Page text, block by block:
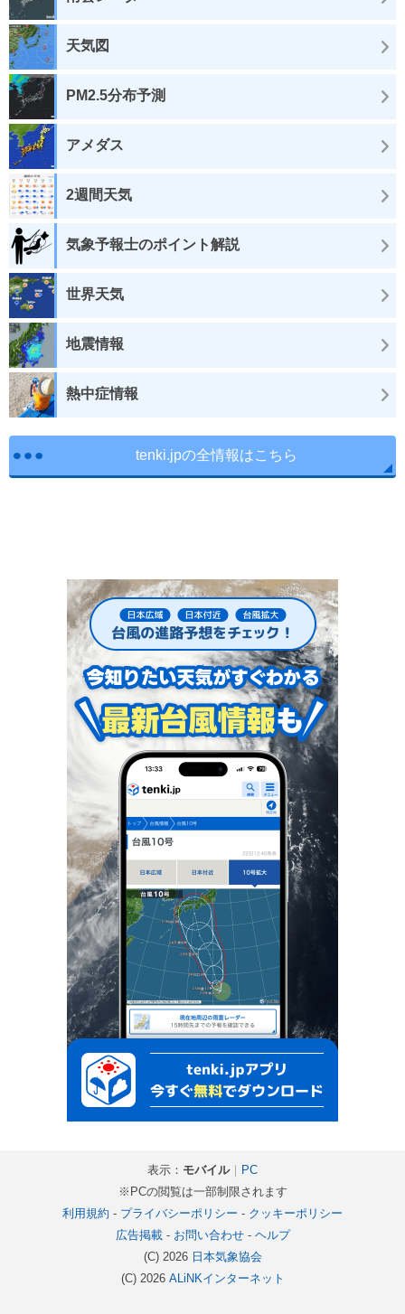
天気図
PM2.5分布予測
アメダス
2週間天気
気象予報士のポイント解説
世界天気
地震情報
熱中症情報
tenki.jpの全情報はこちら
表示： モバイル｜ PC
※PCの閲覧は一部制限されます
利用規約 - プライバシーポリシー - クッキーポリシー
広告掲載- お問い合わせ- ヘルプ
(C) 2026 日本気象協会
(C) 2026 ALiNKインターネット